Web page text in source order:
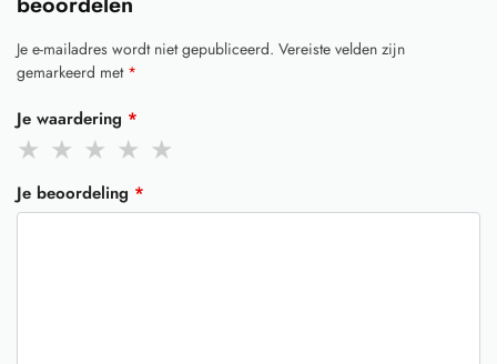
Je e-mailadres wordt niet gepubliceerd. Vereiste velden zijn
gemarkeerd met *
Je waardering *
Je beoordeling *